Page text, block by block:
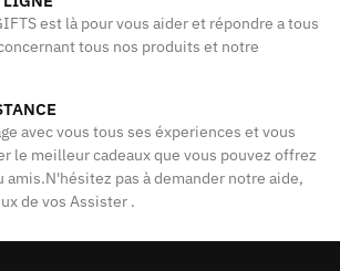
est là pour vous aider et répondre a tous
tous nos produits et notre
avec vous tous ses éxperiences et vous
le meilleur cadeaux que vous pouvez offrez
amis.N'hésitez pas à demander notre aide,
de vos Assister .